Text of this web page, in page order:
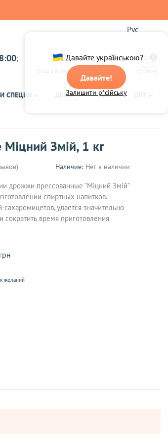
Давайте українською?
Давайте!
Залишити р*сійську
Рус
;
Вход в кабинет
0
СПЕЦИИ ДЕКОР ЧАЙ
Змій, 1 кг
Наличие: Нет в наличии
дрожжи прессованные "Міцний Змій"
спиртных напитков.
удается значительно
время приготовления
желаний